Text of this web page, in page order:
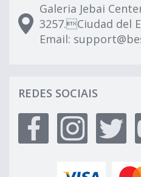
Galeria Jebai
3257.Ciudad del
Email:
REDES SOCIAIS